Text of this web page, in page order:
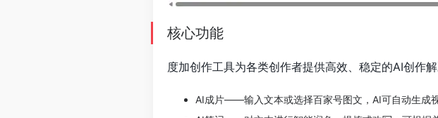
核心功能
度加创作工具为各类创作者提供高效、稳定的AI创作解
AI成片——输入文本或选择百家号图文，AI可自动生成